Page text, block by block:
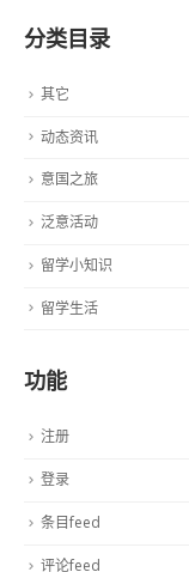
分类目录
其它
动态资讯
意国之旅
泛意活动
留学小知识
留学生活
功能
注册
登录
条目feed
评论feed